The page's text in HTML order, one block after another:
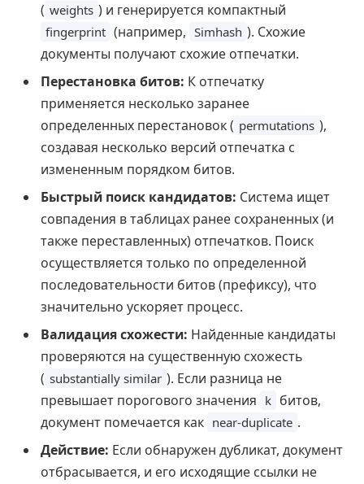
( weights ) и генерируется компактный
fingerprint (например, Simhash ). Схожие
документы получают схожие отпечатки.
Перестановка битов: К отпечатку
применяется несколько заранее
определенных перестановок ( permutations ),
создавая несколько версий отпечатка с
измененным порядком битов.
Быстрый поиск кандидатов: Система ищет
совпадения в таблицах ранее сохраненных (и
также переставленных) отпечатков. Поиск
осуществляется только по определенной
последовательности битов (префиксу), что
значительно ускоряет процесс.
Валидация схожести: Найденные кандидаты
проверяются на существенную схожесть
( substantially similar ). Если разница не
превышает порогового значения k битов,
документ помечается как near-duplicate .
Действие: Если обнаружен дубликат, документ
отбрасывается, и его исходящие ссылки не